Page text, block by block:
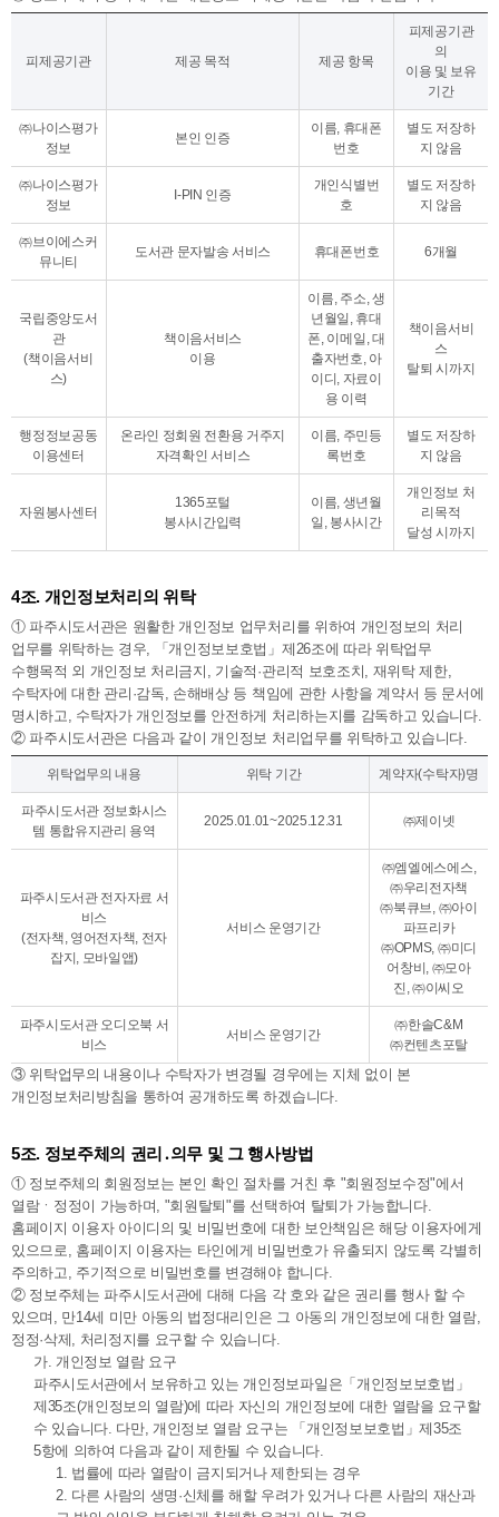
피제공기관 제공 목적 제공 항목
피제공기관
의
이용 및 보유
기간
㈜나이스평가
정보
본인 인증
이름, 휴대폰
번호
별도 저장하
지 않음
㈜나이스평가
정보
I-PIN 인증
개인식별번
호
별도 저장하
지 않음
㈜브이에스커
뮤니티
도서관 문자발송 서비스 휴대폰번호 6개월
국립중앙도서
관
(책이음서비
스)
책이음서비스
이용
이름, 주소, 생
년월일, 휴대
폰, 이메일, 대
출자번호, 아
이디, 자료이
용 이력
책이음서비
스
탈퇴 시까지
행정정보공동
이용센터
온라인 정회원 전환용 거주지
자격확인 서비스
이름, 주민등
록번호
별도 저장하
지 않음
자원봉사센터
1365포털
봉사시간입력
이름, 생년월
일, 봉사시간
개인정보 처
리목적
달성 시까지
4조. 개인정보처리의 위탁
① 파주시도서관은 원활한 개인정보 업무처리를 위하여 개인정보의 처리
업무를 위탁하는 경우, 「개인정보보호법」제26조에 따라 위탁업무
수행목적 외 개인정보 처리금지, 기술적·관리적 보호조치, 재위탁 제한,
수탁자에 대한 관리·감독, 손해배상 등 책임에 관한 사항을 계약서 등 문서에
명시하고, 수탁자가 개인정보를 안전하게 처리하는지를 감독하고 있습니다.
② 파주시도서관은 다음과 같이 개인정보 처리업무를 위탁하고 있습니다.
위탁업무의 내용 위탁 기간 계약자(수탁자)명
파주시도서관 정보화시스
템 통합유지관리 용역
2025.01.01~2025.12.31 ㈜제이넷
파주시도서관 전자자료 서
비스
(전자책, 영어전자책, 전자
잡지, 모바일앱)
서비스 운영기간
㈜엠엘에스에스,
㈜우리전자책
㈜북큐브, ㈜아이
파프리카
㈜OPMS, ㈜미디
어창비, ㈜모아
진, ㈜이씨오
파주시도서관 오디오북 서
비스
서비스 운영기간
㈜한솔C&M
㈜컨텐츠포탈
③ 위탁업무의 내용이나 수탁자가 변경될 경우에는 지체 없이 본
개인정보처리방침을 통하여 공개하도록 하겠습니다.
5조. 정보주체의 권리․의무 및 그 행사방법
① 정보주체의 회원정보는 본인 확인 절차를 거친 후 "회원정보수정"에서
열람ㆍ정정이 가능하며, "회원탈퇴"를 선택하여 탈퇴가 가능합니다.
홈페이지 이용자 아이디의 및 비밀번호에 대한 보안책임은 해당 이용자에게
있으므로, 홈페이지 이용자는 타인에게 비밀번호가 유출되지 않도록 각별히
주의하고, 주기적으로 비밀번호를 변경해야 합니다.
② 정보주체는 파주시도서관에 대해 다음 각 호와 같은 권리를 행사 할 수
있으며, 만14세 미만 아동의 법정대리인은 그 아동의 개인정보에 대한 열람,
정정·삭제, 처리정지를 요구할 수 있습니다.
가. 개인정보 열람 요구
파주시도서관에서 보유하고 있는 개인정보파일은「개인정보보호법」
제35조(개인정보의 열람)에 따라 자신의 개인정보에 대한 열람을 요구할
수 있습니다. 다만, 개인정보 열람 요구는 「개인정보보호법」제35조
5항에 의하여 다음과 같이 제한될 수 있습니다.
1. 법률에 따라 열람이 금지되거나 제한되는 경우
2. 다른 사람의 생명·신체를 해할 우려가 있거나 다른 사람의 재산과